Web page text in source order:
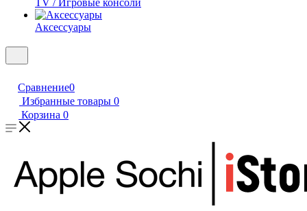
TV / Игровые консоли
Аксессуары
Сравнение0
Избранные товары 0
Корзина 0